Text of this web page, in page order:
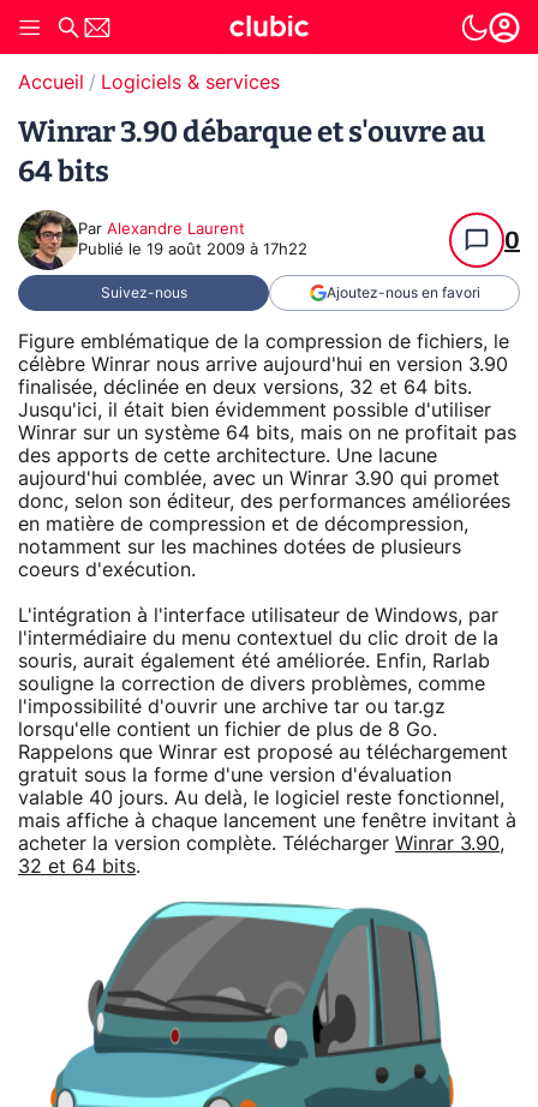
Accueil Logiciels & services
Winrar 3.90 débarque et s'ouvre au
64 bits
Par Alexandre Laurent
Publié le 19 août 2009 à 17h22 0
Suivez-nous Ajoutez-nous en favori
Figure emblématique de la compression de fichiers, le
célèbre Winrar nous arrive aujourd'hui en version 3.90
finalisée, déclinée en deux versions, 32 et 64 bits.
Jusqu'ici, il était bien évidemment possible d'utiliser
Winrar sur un système 64 bits, mais on ne profitait pas
des apports de cette architecture. Une lacune
aujourd'hui comblée, avec un Winrar 3.90 qui promet
donc, selon son éditeur, des performances améliorées
en matière de compression et de décompression,
notamment sur les machines dotées de plusieurs
coeurs d'exécution.
L'intégration à l'interface utilisateur de Windows, par
l'intermédiaire du menu contextuel du clic droit de la
souris, aurait également été améliorée. Enfin, Rarlab
souligne la correction de divers problèmes, comme
l'impossibilité d'ouvrir une archive tar ou tar.gz
lorsqu'elle contient un fichier de plus de 8 Go.
Rappelons que Winrar est proposé au téléchargement
gratuit sous la forme d'une version d'évaluation
valable 40 jours. Au delà, le logiciel reste fonctionnel,
mais affiche à chaque lancement une fenêtre invitant à
acheter la version complète. Télécharger Winrar 3.90,
32 et 64 bits.